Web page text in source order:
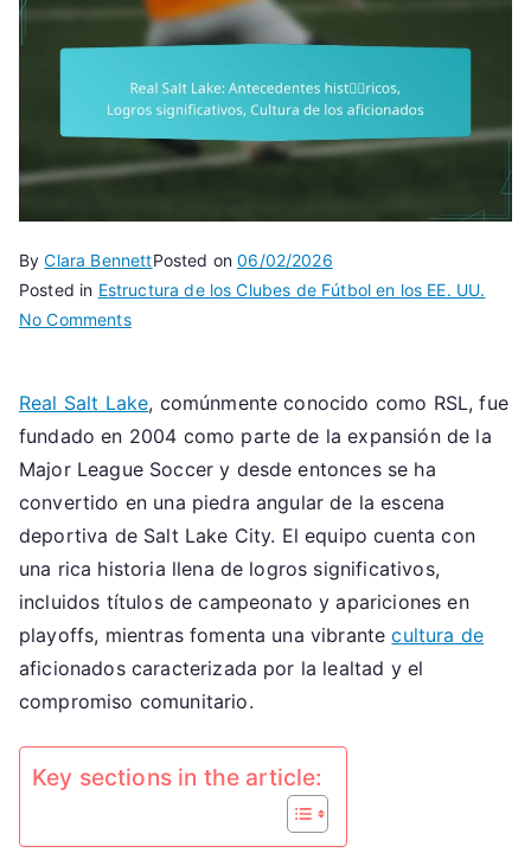
ByClara BennettPosted on06/02/2026
Posted in Estructura de los Clubes de Fútbol en los EE. UU.
No Commentson
Lake:
Antecedentes
históricos,
Logros
significativos,
los
aficionados
Real Salt Lake, comúnmente conocido como RSL, fue
fundado en 2004 como parte de la expansión de la
Major League Soccer y desde entonces se ha
convertido en una piedra angular de la escena
deportiva de Salt Lake City. El equipo cuenta con
una rica historia llena de logros significativos,
incluidos títulos de campeonato y apariciones en
playoffs, mientras fomenta una vibrantecultura de
aficionados caracterizada por la lealtad y el
compromiso comunitario.
Key sections in the article: